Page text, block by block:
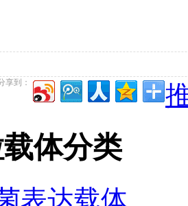
享到：
体分类
表达载体